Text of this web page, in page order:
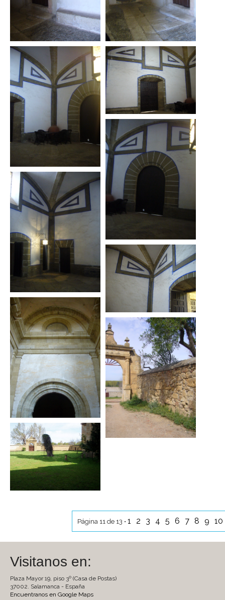
Página 11 de 13 • 1 2 3 4 5 6 7 8 9 10
Visitanos en:
Plaza Mayor 19, piso 3º (Casa de Postas)
37002. Salamanca - España
Encuentranos en Google Maps